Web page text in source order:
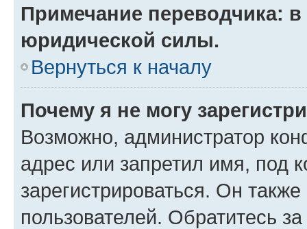
Примечание переводчика:
юридической силы.
Вернуться к началу
Почему я не могу
Возможно, администратор
адрес или запретил имя, под
зарегистрироваться. Он
пользователей. Обратитесь